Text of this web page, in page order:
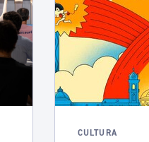
CULTURA